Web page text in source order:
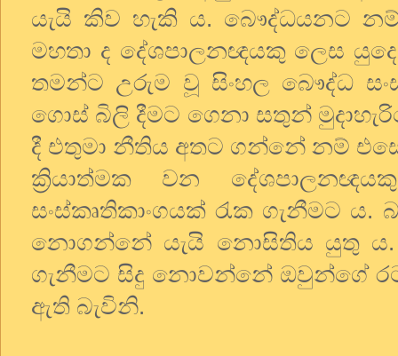
යැයි කිව හැකි ය. බෞද්ධයනට
මහතා ද දේශපාලනඥයකු ලෙස
තමන්ට උරුම වූ සිංහල බෞද්ධ
ගොස් බිලි දීමට ගෙනා සතුන්
දී එතුමා නීතිය අතට ගන්නේ නම්
ක්‍රියාත්මක වන
සංස්කෘතිකාංගයක් රැක ගැනීමට
නොගන්නේ යැයි නොසිතිය යුතු ය.
ගැනීමට සිදු නොවන්නේ ඔවුන්ගේ
ඇති බැවිනි.